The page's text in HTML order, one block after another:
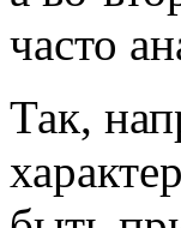
часто
Так,